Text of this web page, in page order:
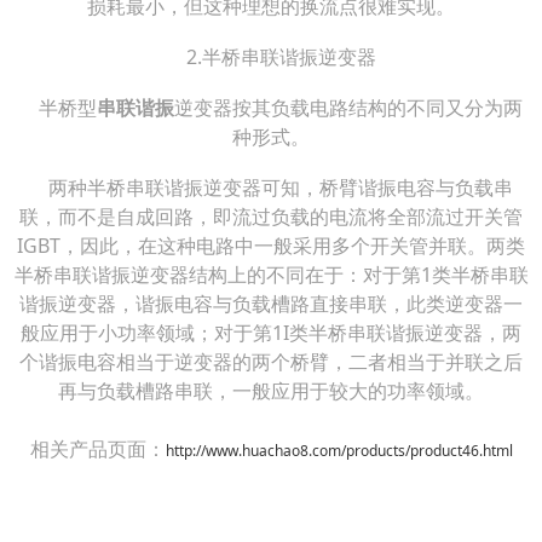
损耗最小，但这种理想的换流点很难实现。
2.半桥串联谐振逆变器
半桥型串联谐振逆变器按其负载电路结构的不同又分为两
种形式。
两种半桥串联谐振逆变器可知，桥臂谐振电容与负载串
联，而不是自成回路，即流过负载的电流将全部流过开关管
IGBT，因此，在这种电路中一般采用多个开关管并联。两类
半桥串联谐振逆变器结构上的不同在于：对于第1类半桥串联
谐振逆变器，谐振电容与负载槽路直接串联，此类逆变器一
般应用于小功率领域；对于第1I类半桥串联谐振逆变器，两
个谐振电容相当于逆变器的两个桥臂，二者相当于并联之后
再与负载槽路串联，一般应用于较大的功率领域。
相关产品页面： http://www.huachao8.com/products/product46.html